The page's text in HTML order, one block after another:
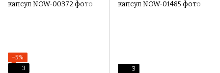
−5%
3
3